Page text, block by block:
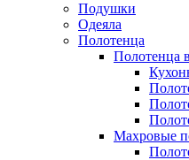
Подушки
Одеяла
Полотенца
Полотенца
Махровые